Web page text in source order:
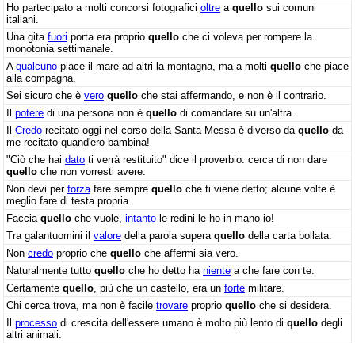
Ho partecipato a molti concorsi fotografici oltre a quello sui comuni
italiani.
Una gita fuori porta era proprio quello che ci voleva per rompere la
monotonia settimanale.
A qualcuno piace il mare ad altri la montagna, ma a molti quello che piace
alla compagna.
Sei sicuro che è vero quello che stai affermando, e non è il contrario.
Il potere di una persona non è quello di comandare su un'altra.
Il Credo recitato oggi nel corso della Santa Messa è diverso da quello da
me recitato quand'ero bambina!
"Ciò che hai dato ti verrà restituito" dice il proverbio: cerca di non dare
quello che non vorresti avere.
Non devi per forza fare sempre quello che ti viene detto; alcune volte è
meglio fare di testa propria.
Faccia quello che vuole, intanto le redini le ho in mano io!
Tra galantuomini il valore della parola supera quello della carta bollata.
Non credo proprio che quello che affermi sia vero.
Naturalmente tutto quello che ho detto ha niente a che fare con te.
Certamente quello , più che un castello, era un forte militare.
Chi cerca trova, ma non è facile trovare proprio quello che si desidera.
Il processo di crescita dell'essere umano è molto più lento di quello degli
altri animali.